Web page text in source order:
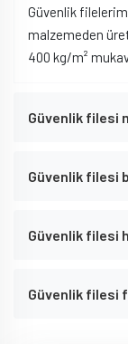
Güvenlik
malzemeden
400 kg/m²
Güvenlik filesi
Güvenlik filesi
Güvenlik filesi
Güvenlik filesi